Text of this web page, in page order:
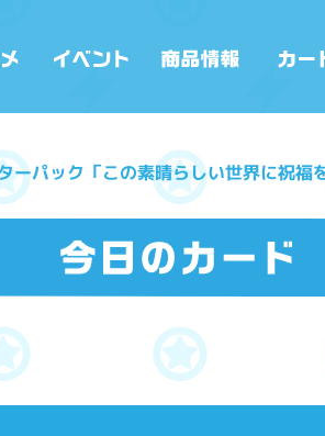
パック「この素晴らしい世界に祝福